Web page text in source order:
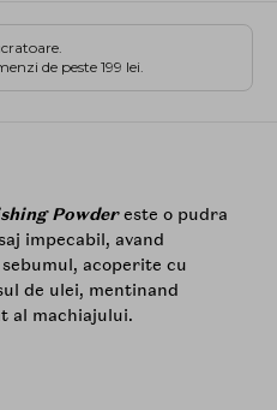
de peste 199 lei.
Powdereste o pudra
impecabil, avand
acoperite cu
de ulei, mentinand
al machiajului.